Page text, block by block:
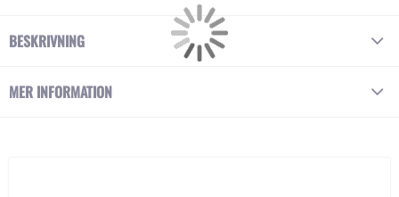
BESKRIVNING
MER INFORMATION